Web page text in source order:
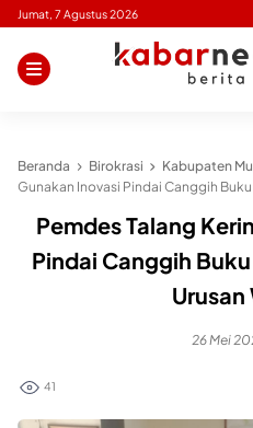
Skip
content
Jumat, 7 Agustus 2026
Beranda Birokrasi Kabupaten
Gunakan Inovasi Pindai Canggih
Pemdes Talang
Pindai Canggih
Urusan
26 Mei
41